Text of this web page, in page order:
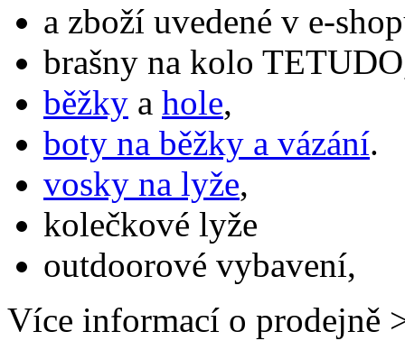
a zboží uvedené v e-
brašny na kolo
běžky a hole,
boty na běžky a vázání.
vosky na lyže,
kolečkové lyže
outdoorové vybavení,
Více informací o prodejně